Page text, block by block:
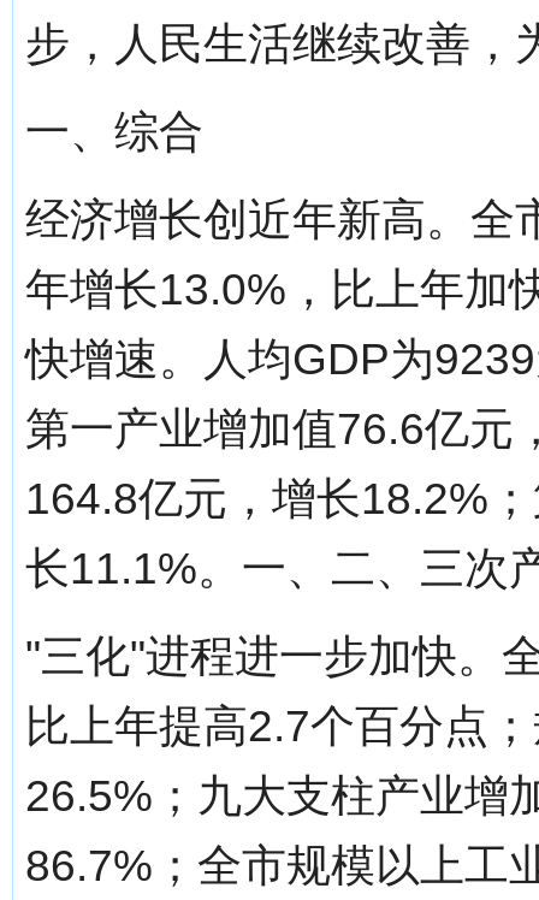
步，人民生活继续改善，
一、综合
经济增长创近年新高。全
年增长13.0%，比上年加
快增速。人均GDP为
第一产业增加值76.6亿元
164.8亿元，增长18.2%
长11.1%。一、二、三次
"三化"进程进一步加快。
比上年提高2.7个百分点
26.5%；九大支柱产业增
86.7%；全市规模以上工